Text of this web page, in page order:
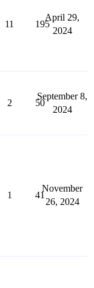
11 195
April 29,
2024
2 50
September 8,
2024
1 41
November
26, 2024